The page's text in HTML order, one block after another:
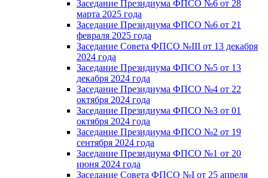
Заседание Президиума ФПСО №6 от 28
марта 2025 года
Заседание Президиума ФПСО №6 от 21
февраля 2025 года
Заседание Совета ФПСО №III от 13 декабря
2024 года
Заседание Президиума ФПСО №5 от 13
декабря 2024 года
Заседание Президиума ФПСО №4 от 22
октября 2024 года
Заседание Президиума ФПСО №3 от 01
октября 2024 года
Заседание Президиума ФПСО №2 от 19
сентября 2024 года
Заседание Президиума ФПСО №1 от 20
июня 2024 года
Заседание Совета ФПСО №I от 25 апреля